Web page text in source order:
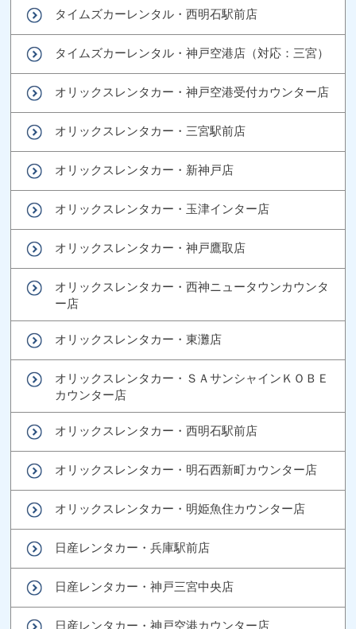
タイムズカーレンタル・西明石駅前店
タイムズカーレンタル・神戸空港店（対応：三宮）
オリックスレンタカー・神戸空港受付カウンター店
オリックスレンタカー・三宮駅前店
オリックスレンタカー・新神戸店
オリックスレンタカー・玉津インター店
オリックスレンタカー・神戸鷹取店
オリックスレンタカー・西神ニュータウンカウンタ
ー店
オリックスレンタカー・東灘店
オリックスレンタカー・ＳＡサンシャインＫＯＢＥ
カウンター店
オリックスレンタカー・西明石駅前店
オリックスレンタカー・明石西新町カウンター店
オリックスレンタカー・明姫魚住カウンター店
日産レンタカー・兵庫駅前店
日産レンタカー・神戸三宮中央店
日産レンタカー・神戸空港カウンター店